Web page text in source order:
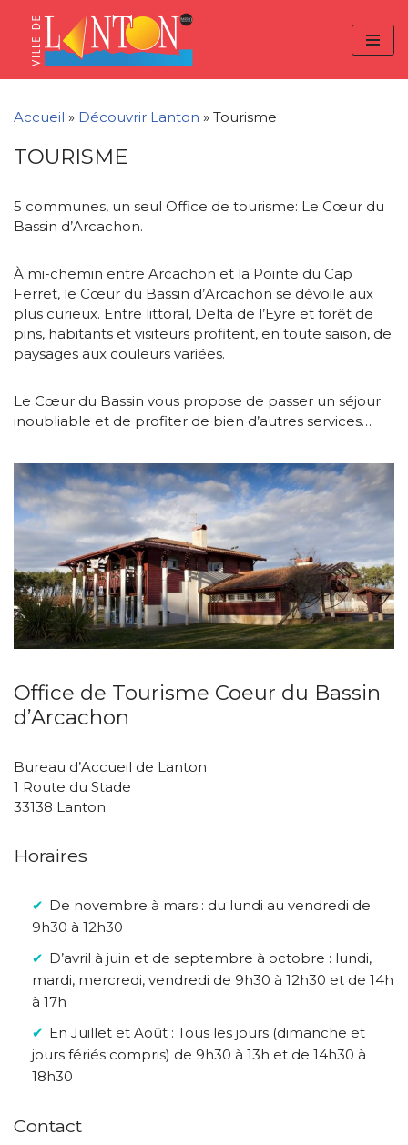
Content
navigation
Aller
Accueil » Découvrir Lanton » Tourisme
TOURISME
5 communes, un seul Office de tourisme: Le Cœur du
Bassin d’Arcachon.
À mi-chemin entre Arcachon et la Pointe du Cap
Ferret, le Cœur du Bassin d’Arcachon se dévoile aux
plus curieux. Entre littoral, Delta de l’Eyre et forêt de
pins, habitants et visiteurs profitent, en toute saison, de
paysages aux couleurs variées.
Le Cœur du Bassin vous propose de passer un séjour
inoubliable et de profiter de bien d’autres services…
Office de Tourisme Coeur du Bassin
d’Arcachon
Bureau d’Accueil de Lanton
1 Route du Stade
33138 Lanton
Horaires
De novembre à mars : du lundi au vendredi de
9h30 à 12h30
D’avril à juin et de septembre à octobre : lundi,
mardi, mercredi, vendredi de 9h30 à 12h30 et de 14h
à 17h
En Juillet et Août : Tous les jours (dimanche et
jours fériés compris) de 9h30 à 13h et de 14h30 à
18h30
Contact
Panneau de gestion des cookies